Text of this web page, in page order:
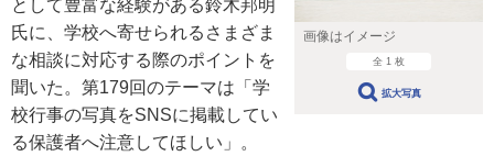
画像はイメージ
全 1 枚
拡大写真
として豊富な経験がある鈴木邦明
氏に、学校へ寄せられるさまざま
な相談に対応する際のポイントを
聞いた。第179回のテーマは「学
校行事の写真をSNSに掲載してい
る保護者へ注意してほしい」。